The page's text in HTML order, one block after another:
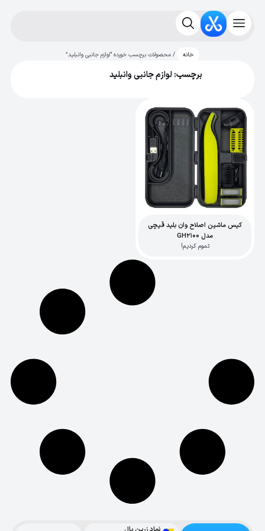
خانه / محصولات برچسب خورده “لوازم جانبی وانبلید”
برچسب: لوازم جانبی وانبلید
کیس ماشین اصلاح وان بلید قیچی
مدل GH2100
تموم کردیم!